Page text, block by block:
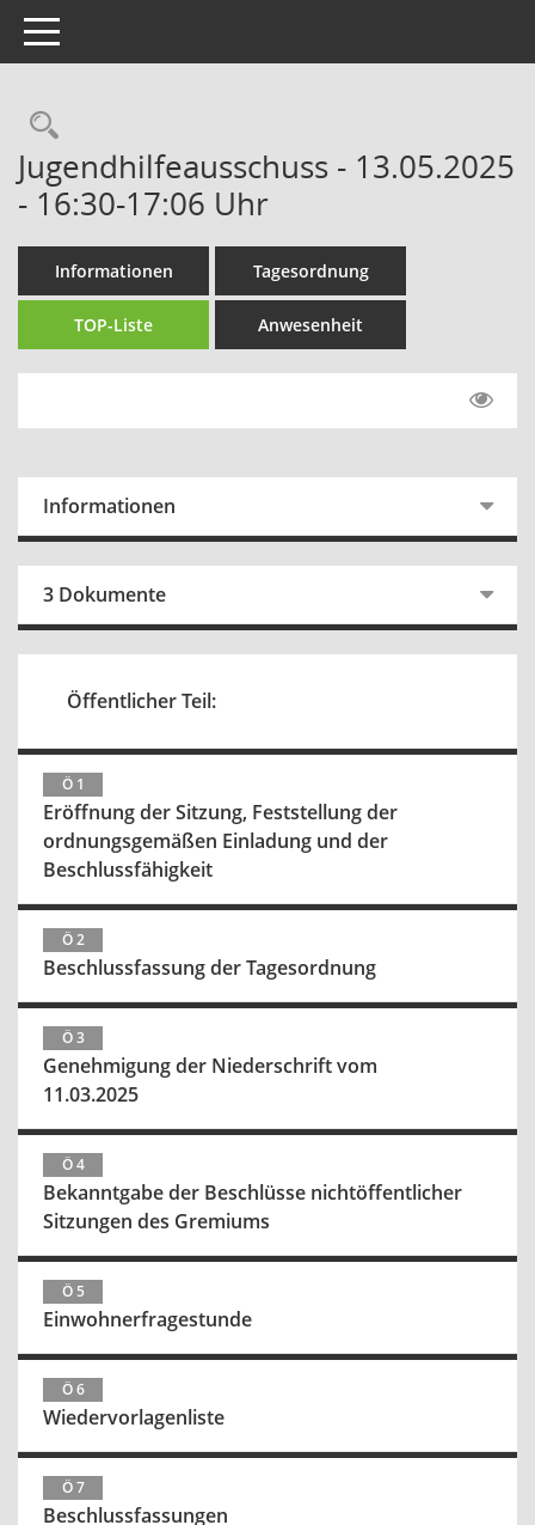
Toggle navigation
Rechercheauswahl
Jugendhilfeausschuss - 13.05.2025
- 16:30-17:06 Uhr
Informationen Tagesordnung
TOP-Liste Anwesenheit
Informationen
3 Dokumente
Öffentlicher Teil:
Ö 1
Eröffnung der Sitzung, Feststellung der
ordnungsgemäßen Einladung und der
Beschlussfähigkeit
Ö 2
Beschlussfassung der Tagesordnung
Ö 3
Genehmigung der Niederschrift vom
11.03.2025
Ö 4
Bekanntgabe der Beschlüsse nichtöffentlicher
Sitzungen des Gremiums
Ö 5
Einwohnerfragestunde
Ö 6
Wiedervorlagenliste
Ö 7
Beschlussfassungen